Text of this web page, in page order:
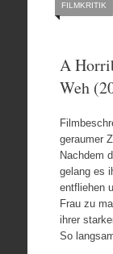
FILMKRITIK
A
Weh
geraumer
Nachdem
gelang es
entfliehen
Frau zu
ihrer
So